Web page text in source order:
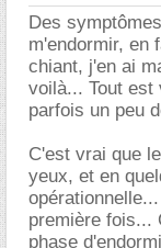
Des
m'endormir, en
chiant, j'en ai
voilà... Tout est
parfois un peu
C'est vrai que
yeux, et en
première fois...
phase